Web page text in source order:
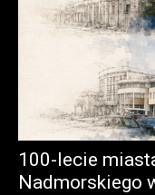
100-lecie
Nadmorskiego